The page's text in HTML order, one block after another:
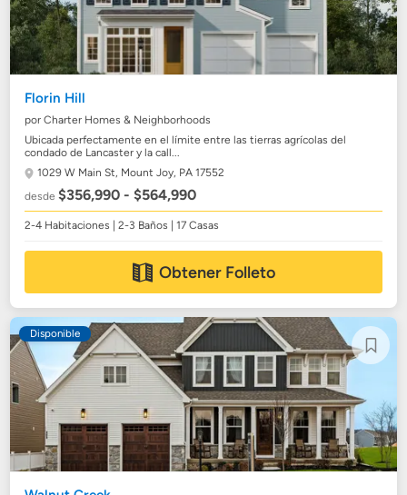
Florin Hill
por Charter Homes & Neighborhoods
Ubicada perfectamente en el límite entre las tierras agrícolas del
condado de Lancaster y la call...
1029 W Main St, Mount Joy, PA 17552
desde$356,990 - $564,990
2-4 Habitaciones | 2-3 Baños | 17 Casas
Obtener Folleto
Disponible